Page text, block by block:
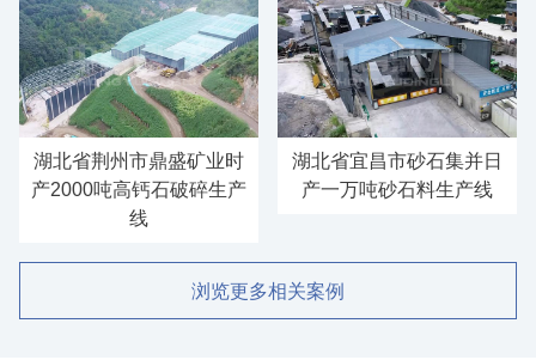
湖北省荆州市鼎盛矿业时
产2000吨高钙石破碎生产
线
湖北省宜昌市砂石集并日
产一万吨砂石料生产线
浏览更多相关案例